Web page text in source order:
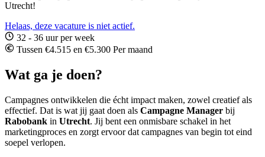
Utrecht!
Helaas, deze vacature is niet actief.
32 - 36 uur per week
Tussen €4.515 en €5.300 Per maand
Wat ga je doen?
Campagnes ontwikkelen die écht impact maken, zowel creatief als
effectief. Dat is wat jij gaat doen als Campagne Manager bij
Rabobank in Utrecht. Jij bent een onmisbare schakel in het
marketingproces en zorgt ervoor dat campagnes van begin tot eind
soepel verlopen.